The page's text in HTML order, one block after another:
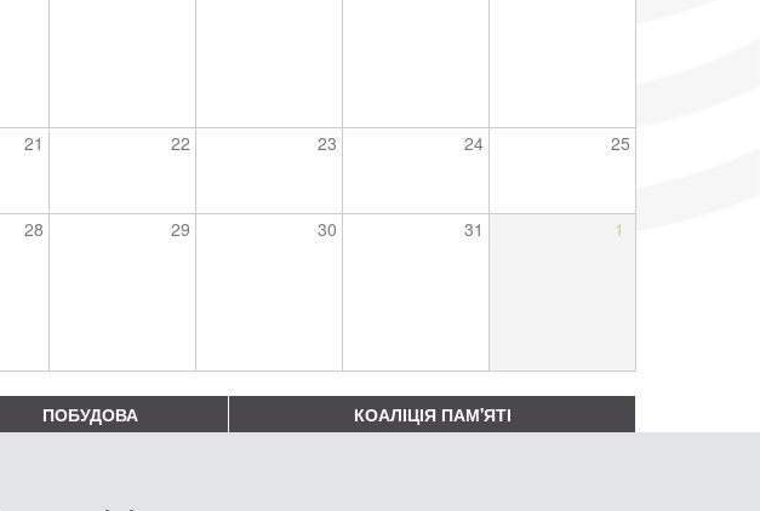
21 22 23 24 25
28 29 30 31 1
ПОБУДОВА КОАЛІЦІЯ ПАМ'ЯТІ